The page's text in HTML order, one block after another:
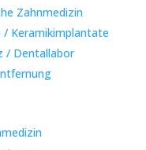
Zahnmedizin
Keramikimplantate
/ Dentallabor